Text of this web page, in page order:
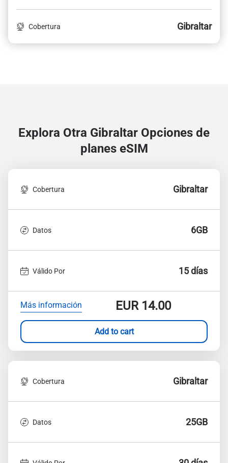
Cobertura Gibraltar
Explora Otra Gibraltar Opciones de
planes eSIM
Cobertura Gibraltar
Datos 6GB
Válido Por 15 días
Más información EUR14.00
Add to cart
Cobertura Gibraltar
Datos 25GB